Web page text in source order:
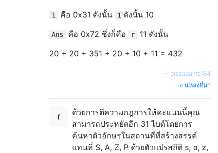
1 คือ 0x31 ดังนั้น 1 ดังนั้น 10
Ans คือ 0x72 ซึ่งก็คือ r
11 ดังนั้น
20 + 20 + 351 + 20 + 10 + 11 = 432
pizzapants184
แหล่งที่มา
ด้วยการตีความกฎการให้คะแนนนี้คุณ
สามารถประหยัดอีก 31 ไบต์โดยการ
ค้นหาตัวอักษรในสถานที่ที่สร้างสรรค์
แทนที่ S, A, Z, P ด้วยตัวแปรสถิติ s, a, z,